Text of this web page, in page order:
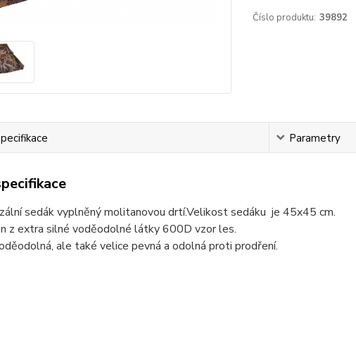
Číslo produktu: 39892
Parametry
sedák vyplněný molitanovou drtí.Velikost sedáku je 45x45 cm.
z extra silné voděodolné látky 600D vzor les.
ale také velice pevná a odolná proti prodření.